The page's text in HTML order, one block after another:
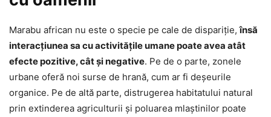
Marabu african nu este o specie pe cale de dispariție,însă
interacțiunea sa cu activitățile umane poate avea atât
efecte pozitive, cât și negative. Pe de o parte, zonele
urbane oferă noi surse de hrană, cum ar fi deșeurile
organice. Pe de altă parte, distrugerea habitatului natural
prin extinderea agriculturii și poluarea mlaștinilor poate